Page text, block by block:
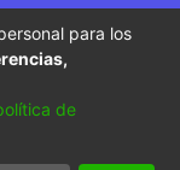
de Educación
y vigilancia
Nacional.
para los
de